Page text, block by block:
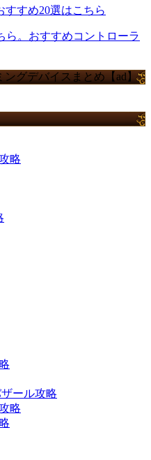
すすめ20選はこちら
ら。おすすめコントローラ
ングデバイスまとめ【ad】
略
ール攻略
略